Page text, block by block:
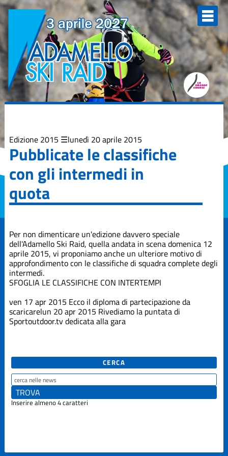
Edizione 2015 lunedì 20 aprile 2015
Pubblicate le classifiche
con gli intermedi in
quota
Per non dimenticare un'edizione davvero speciale
dell'Adamello Ski Raid, quella andata in scena domenica 12
aprile 2015, vi proponiamo anche un ulteriore motivo di
approfondimento con le classifiche di squadra complete degli
intermedi.
SFOGLIA LE CLASSIFICHE CON INTERTEMPI
ven 17 apr 2015 Ecco il diploma di partecipazione da
scaricarelun 20 apr 2015 Rivediamo la puntata di
Sportoutdoor.tv dedicata alla gara
degli
notizie:
Adamello Ski
Raid Junior
Campionati
Italiani
Skialp
2013
2015
Edizione
2017
Edizione
2019
Edizione
2021
Edizione
2023
La Grande
Course
Trofeo Crazy
Idea
CERCA
Inserire almeno 4 caratteri